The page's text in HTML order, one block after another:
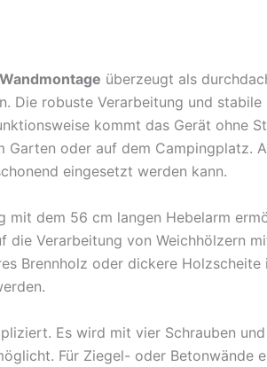
überzeugt als
Die robuste Verarbeitung und
kommt das Gerät ohne
Garten oder auf dem
eingesetzt werden kann.
dem 56 cm langen Hebelarm
die Verarbeitung von Weichhölzern
Brennholz oder dickere
Es wird mit vier Schrauben
Für Ziegel- oder